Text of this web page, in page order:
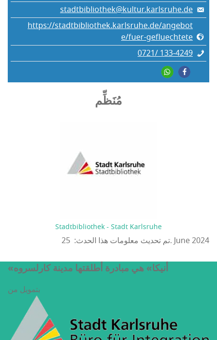
stadtbibliothek@kultur.karlsruhe.de
https://stadtbibliothek.karlsruhe.de/angebot
e/fuer-gefluechtete
0721/ 133‑4249
مُنَظِّم
Stadtbibliothek - Stadt Karlsruhe
تم تحديث معلومات هذا الحدث: 25. June 2024
«أنيكا» هي مبادرة أطلقتها مدينة كارلسروه
بتمويل من